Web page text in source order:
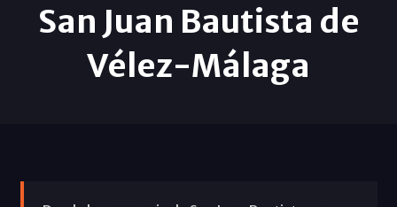
San Juan Bautista de
Vélez-Málaga